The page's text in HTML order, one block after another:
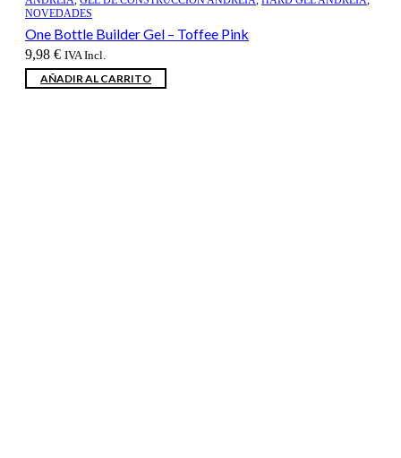
NOVEDADES
One Bottle Builder Gel – Toffee Pink
9,98 € IVA Incl.
AÑADIR AL CARRITO